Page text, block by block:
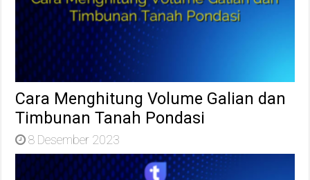
Cara Menghitung Volume Galian dan
Timbunan Tanah Pondasi
8 Desember 2023